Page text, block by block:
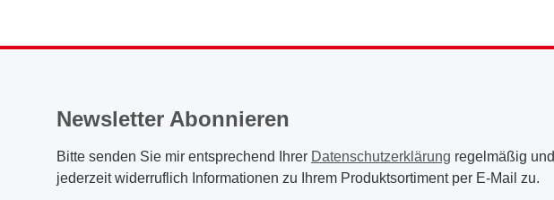
Newsletter Abonnieren
Bitte senden Sie mir entsprechend Ihrer Datenschutzerklärung regelmäßig und
jederzeit widerruflich Informationen zu Ihrem Produktsortiment per E-Mail zu.